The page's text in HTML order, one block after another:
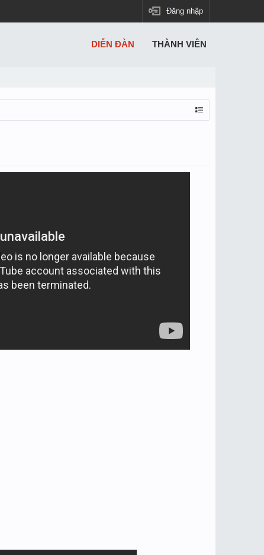
Đăng nhập
DIỄN ĐÀN THÀNH VIÊN